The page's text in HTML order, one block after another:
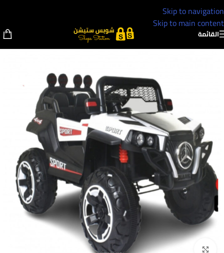
Skip to navigation
Skip to main content
القائمة
Click to enlarge